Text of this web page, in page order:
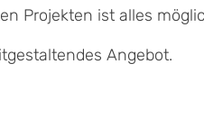
Projekten ist alles
Angebot.